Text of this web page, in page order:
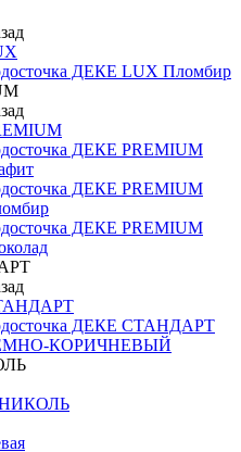
ДЕКЕ LUX Пломбир
ДЕКЕ PREMIUM
ДЕКЕ PREMIUM
ДЕКЕ PREMIUM
ДЕКЕ СТАНДАРТ
КОРИЧНЕВЫЙ